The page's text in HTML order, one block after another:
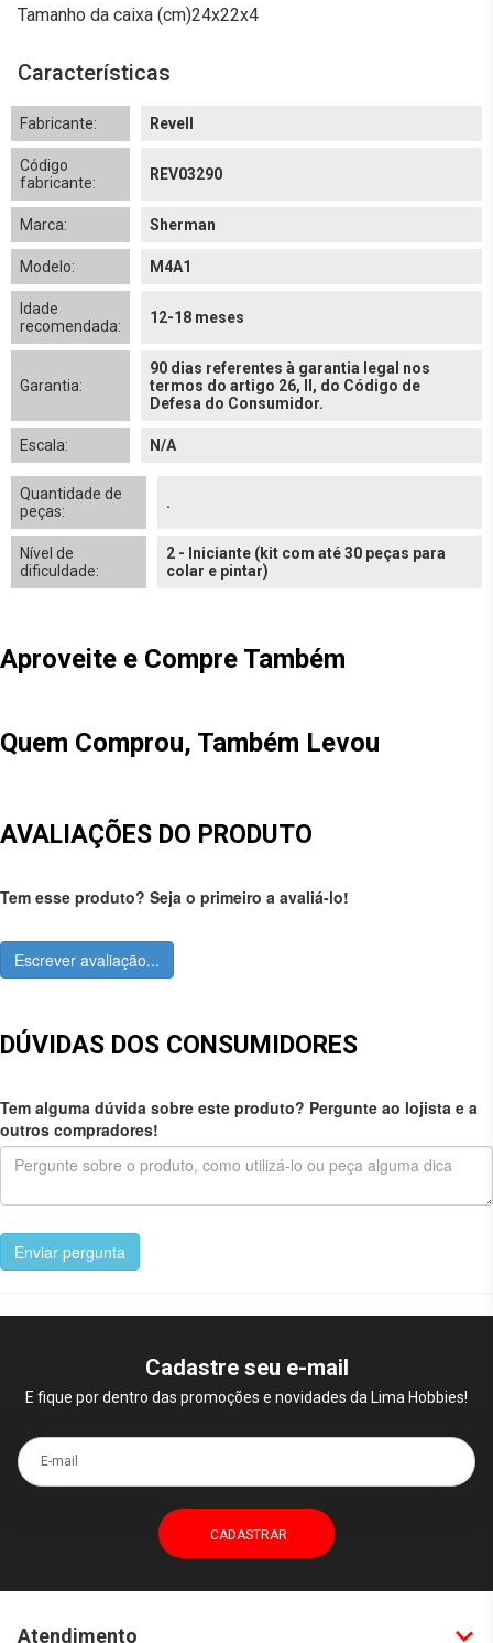
Tamanho da caixa (cm)24x22x4
Características
Fabricante: Revell
Código
fabricante:
REV03290
Marca: Sherman
Modelo: M4A1
Idade
recomendada:
12-18 meses
Garantia:
90 dias referentes à garantia legal nos
termos do artigo 26, II, do Código de
Defesa do Consumidor.
Escala: N/A
Quantidade de
peças:
.
Nível de
dificuldade:
2 - Iniciante (kit com até 30 peças para
colar e pintar)
Aproveite e Compre Também
Quem Comprou, Também Levou
AVALIAÇÕES DO PRODUTO
Tem esse produto? Seja o primeiro a avaliá-lo!
Escrever avaliação...
DÚVIDAS DOS CONSUMIDORES
Tem alguma dúvida sobre este produto? Pergunte ao lojista e a
outros compradores!
Enviar pergunta
Cadastre seu e-mail
E fique por dentro das promoções e novidades da Lima Hobbies!
E-mail
Atendimento